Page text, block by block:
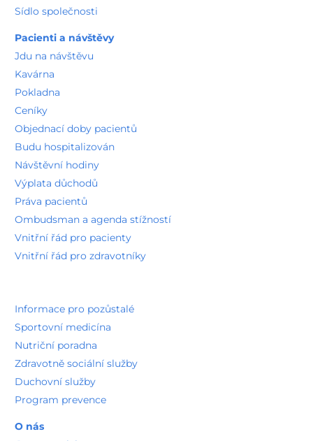
Sídlo společnosti
Pacienti a návštěvy
Jdu na návštěvu
Kavárna
Pokladna
Ceníky
Objednací doby pacientů
Budu hospitalizován
Návštěvní hodiny
Výplata důchodů
Práva pacientů
Ombudsman a agenda stížností
Vnitřní řád pro pacienty
Vnitřní řád pro zdravotníky
Informace pro pozůstalé
Sportovní medicína
Nutriční poradna
Zdravotně sociální služby
Duchovní služby
Program prevence
O nás